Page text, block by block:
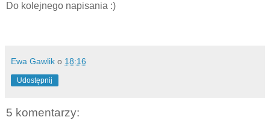
Do kolejnego napisania :)
Ewa Gawlik o 18:16
Udostępnij
5 komentarzy: